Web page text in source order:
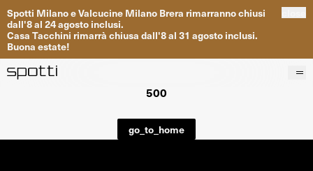
Spotti MilanoeValcucine Milano Brera rimarrannochiusi
dall'8al 24agosto inclusi.
Casa Tacchini rimarrà chiusa dall'8al 31 agosto inclusi.
Buona estate!
Progetti
500
go_to_home